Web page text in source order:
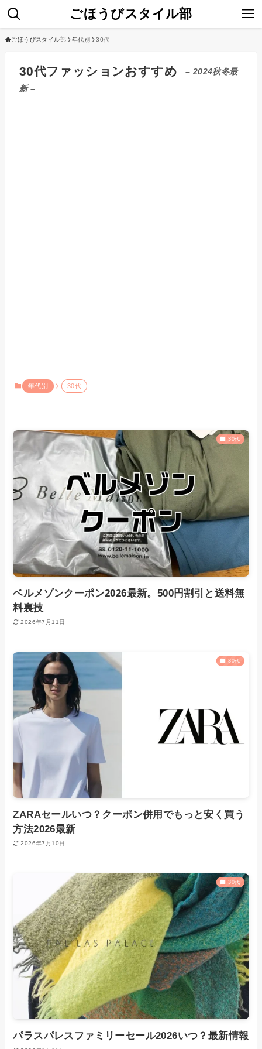
ごほうびスタイル部
ごほうびスタイル部 年代別 30代
30代ファッションおすすめ
– 2024秋冬最
新 –
年代別 30代
30代
ベルメゾンクーポン2026最新。500円割引と送料無
料裏技
2026年7月11日
30代
ZARAセールいつ？クーポン併用でもっと安く買う
方法2026最新
2026年7月10日
30代
パラスパレスファミリーセール2026いつ？最新情報